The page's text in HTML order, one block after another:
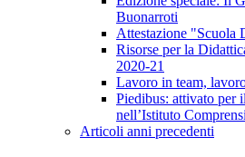
Buonarroti
Attestazione "Scuola
Risorse per la
2020-21
Lavoro in team,
Piedibus: attivato per
nell’Istituto
Articoli anni precedenti